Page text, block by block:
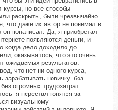
курсы, но все способы
раскрыты, были чрезвычайно
что даже их автор не понимал в
он понаписал. Да, я приобретал
появляются деньги, и
когда дело доходило до
оказывалось, что это очень
ожидаемых результатов.
что нет ни одного курса,
зарабатывать новичку. без
огромных трудозатрат.
я перестал гонятся за
визуальному